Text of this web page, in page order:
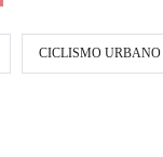
CICLISMO URBANO